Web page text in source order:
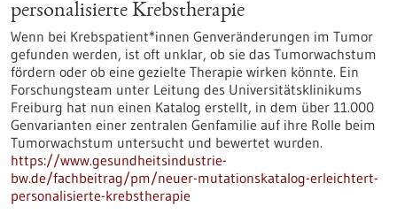
personalisierte Krebstherapie
Wenn bei Krebspatient*innen Genveränderungen im Tumor
gefunden werden, ist oft unklar, ob sie das Tumorwachstum
fördern oder ob eine gezielte Therapie wirken könnte. Ein
Forschungsteam unter Leitung des Universitätsklinikums
Freiburg hat nun einen Katalog erstellt, in dem über 11.000
Genvarianten einer zentralen Genfamilie auf ihre Rolle beim
Tumorwachstum untersucht und bewertet wurden.
https://www.gesundheitsindustrie-
bw.de/fachbeitrag/pm/neuer-mutationskatalog-erleichtert-
personalisierte-krebstherapie